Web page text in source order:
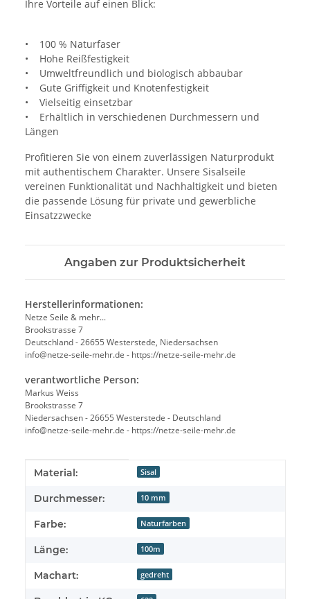
Ihre Vorteile auf einen Blick:
• 100 % Naturfaser
• Hohe Reißfestigkeit
• Umweltfreundlich und biologisch abbaubar
• Gute Griffigkeit und Knotenfestigkeit
• Vielseitig einsetzbar
• Erhältlich in verschiedenen Durchmessern und
Längen
Profitieren Sie von einem zuverlässigen Naturprodukt
mit authentischem Charakter. Unsere Sisalseile
vereinen Funktionalität und Nachhaltigkeit und bieten
die passende Lösung für private und gewerbliche
Einsatzzwecke
Angaben zur Produktsicherheit
Herstellerinformationen:
Netze Seile & mehr...
Brookstrasse 7
Deutschland - 26655 Westerstede, Niedersachsen
info@netze-seile-mehr.de - https://netze-seile-mehr.de
verantwortliche Person:
Markus Weiss
Brookstrasse 7
Niedersachsen - 26655 Westerstede - Deutschland
info@netze-seile-mehr.de - https://netze-seile-mehr.de
Produkteigenschaft
Wert
Material: Sisal
Durchmesser: 10 mm
Farbe: Naturfarben
Länge: 100m
Machart: gedreht